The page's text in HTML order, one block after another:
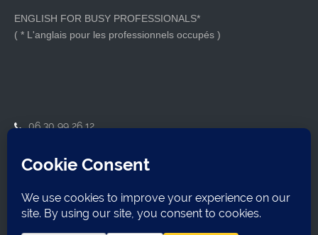
ENGLISH FOR BUSY PROFESSIONALS*
( * L'anglais pour les professionnels occupés )
06 30 99 26 12
14210 Herouville-Saint-Clair